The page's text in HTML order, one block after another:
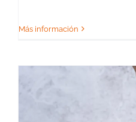
Más información